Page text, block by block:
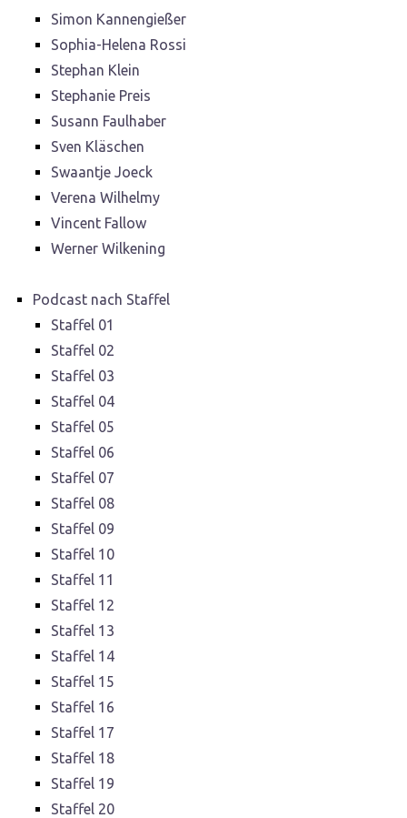
Simon Kannengießer
Sophia-Helena Rossi
Stephan Klein
Stephanie Preis
Susann Faulhaber
Sven Kläschen
Swaantje Joeck
Verena Wilhelmy
Vincent Fallow
Werner Wilkening
Podcast nach Staffel
Staffel 01
Staffel 02
Staffel 03
Staffel 04
Staffel 05
Staffel 06
Staffel 07
Staffel 08
Staffel 09
Staffel 10
Staffel 11
Staffel 12
Staffel 13
Staffel 14
Staffel 15
Staffel 16
Staffel 17
Staffel 18
Staffel 19
Staffel 20